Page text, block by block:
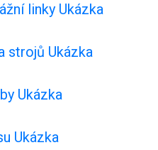
linky Ukázka
strojů Ukázka
Ukázka
Ukázka